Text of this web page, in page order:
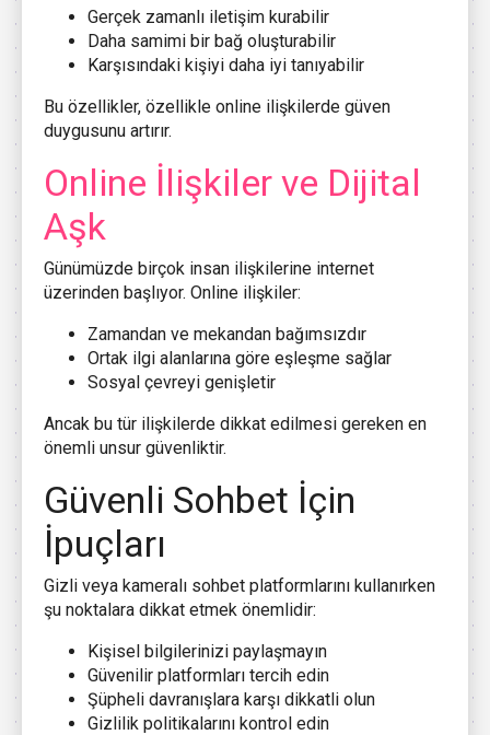
Gerçek zamanlı iletişim kurabilir
Daha samimi bir bağ oluşturabilir
Karşısındaki kişiyi daha iyi tanıyabilir
Bu özellikler, özellikle online ilişkilerde güven
duygusunu artırır.
Online İlişkiler ve Dijital
Aşk
Günümüzde birçok insan ilişkilerine internet
üzerinden başlıyor. Online ilişkiler:
Zamandan ve mekandan bağımsızdır
Ortak ilgi alanlarına göre eşleşme sağlar
Sosyal çevreyi genişletir
Ancak bu tür ilişkilerde dikkat edilmesi gereken en
önemli unsur güvenliktir.
Güvenli Sohbet İçin
İpuçları
Gizli veya kameralı sohbet platformlarını kullanırken
şu noktalara dikkat etmek önemlidir:
Kişisel bilgilerinizi paylaşmayın
Güvenilir platformları tercih edin
Şüpheli davranışlara karşı dikkatli olun
Gizlilik politikalarını kontrol edin